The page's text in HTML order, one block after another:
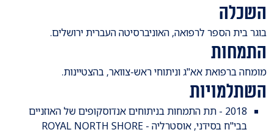
השכלה
​בוגר בית הספר לרפואה, האוניברסיטה העברית ירושלים.
התמחות
​מומחה ברפואת אא"ג וניתוחי ראש-צוואר, בהצטיינות.
השתלמויות
​2018 - תת התמחות בניתוחים אנדוסקופים של האוזניים
בבי"ח בסידני, אוסטרליה - ROYAL NORTH SHORE